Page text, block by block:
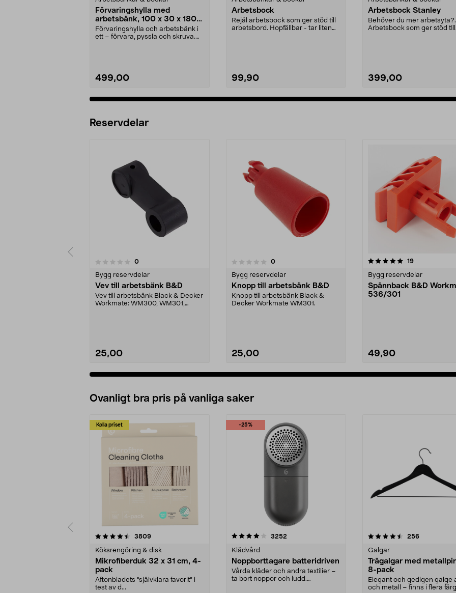
Förvaringshylla med
arbetsbänk, 100 x 30 x 180
cm
Förvaringshylla och arbetsbänk i
ett – förvara, pyssla och skruva.
499,00
Arbetsbock
Rejäl arbetsbock som ger stöd till
arbetsbord. Hopfällbar - tar liten
99,90
Arbetsbock Stanley
Behöver du mer arbetsyta?.
Arbetsbock som ger stöd till
399,00
Reservdelar
0recensioner
Bygg reservdelar
Vev till arbetsbänk B&D
Vev till arbetsbänk Black & Decker
Workmate: WM300, WM301,
25,00
0.0 av 5 stjärnor 0recensioner
Bygg reservdelar
Knopp till arbetsbänk B&D
Knopp till arbetsbänk Black &
Decker Workmate WM301.
25,00
5.0av 5 stjärnor 19recensioner
Bygg reservdelar
Spännback B&D
536/301
49,90
0.0 av 5 stjärnor
Ovanligt bra pris på vanliga saker
Kolla priset
3809recensioner
Köksrengöring & disk
Mikrofiberduk 32 x 31 cm, 4-
pack
Aftonbladets "självklara favorit” i
test av d...
-25%
4.0av 5 stjärnor 3252
Klädvård
Noppborttagare batteridriven
Vårda kläder och andra textilier –
ta bort noppor och ludd.
4.5av 5 stjärnor 256recensioner
Galgar
Trägalgar med
8-pack
Elegant och gedigen galge
och metall – finns i flera
4.0av 5 stjärnor